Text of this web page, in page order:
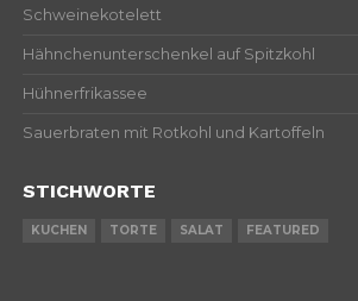
Schweinekotelett
Hähnchenunterschenkel auf Spitzkohl
Hühnerfrikassee
Sauerbraten mit Rotkohl und Kartoffeln
STICHWORTE
KUCHEN TORTE SALAT FEATURED